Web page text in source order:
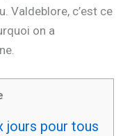
Valdeblore, c’est ce
on a
jours pour tous